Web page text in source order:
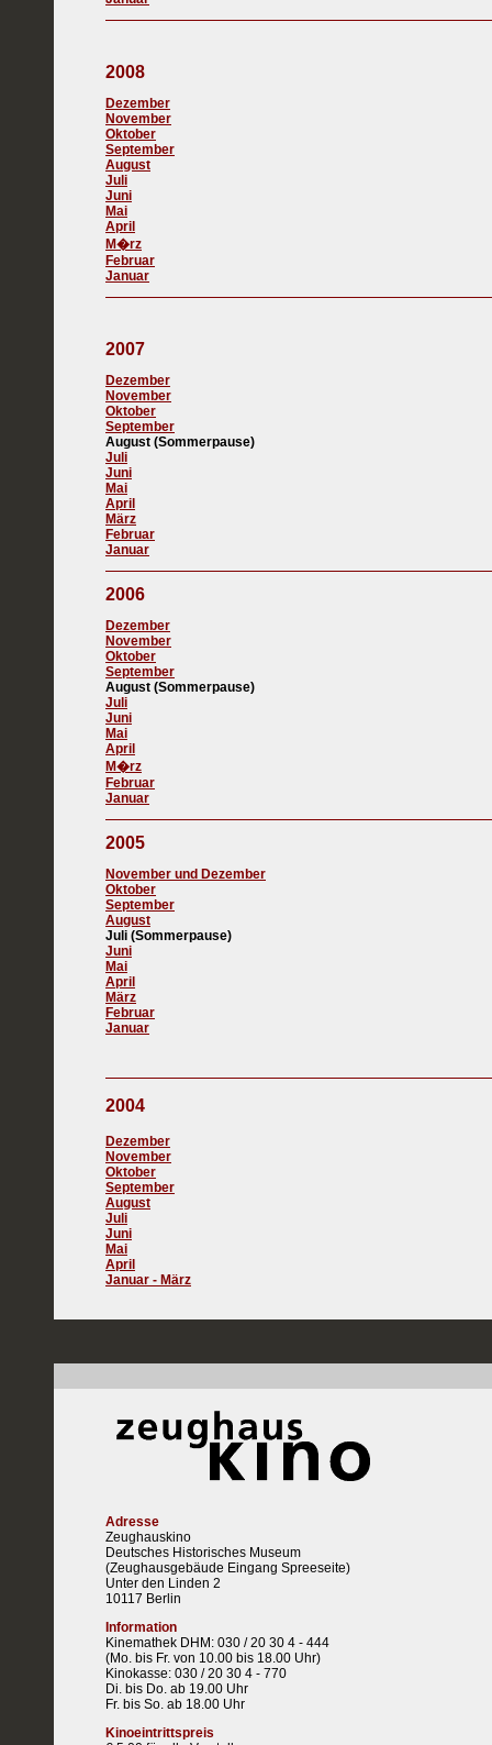
2008
Dezember
November
Oktober
September
August
Juli
Juni
Mai
April
M�rz
Februar
Januar
2007
Dezember
November
Oktober
September
August (Sommerpause)
Juli
Juni
Mai
April
März
Februar
Januar
2006
Dezember
November
Oktober
September
August (Sommerpause)
Juli
Juni
Mai
April
M�rz
Februar
Januar
2005
November und Dezember
Oktober
September
August
Juli (Sommerpause)
Juni
Mai
April
März
Februar
Januar
2004
Dezember
November
Oktober
September
August
Juli
Juni
Mai
April
Januar - März
Adresse
Zeughauskino
Deutsches Historisches Museum
(Zeughausgebäude Eingang Spreeseite)
Unter den Linden 2
10117 Berlin
Information
Kinemathek DHM: 030 / 20 30 4 - 444
(Mo. bis Fr. von 10.00 bis 18.00 Uhr)
Kinokasse: 030 / 20 30 4 - 770
Di. bis Do. ab 19.00 Uhr
Fr. bis So. ab 18.00 Uhr
Kinoeintrittspreis